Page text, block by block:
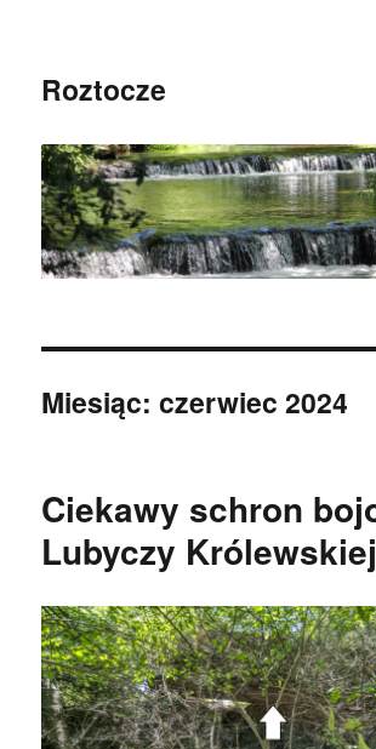
Roztocze
Miesiąc:czerwiec 2024
Ciekawy schron
Lubyczy Królewskiej